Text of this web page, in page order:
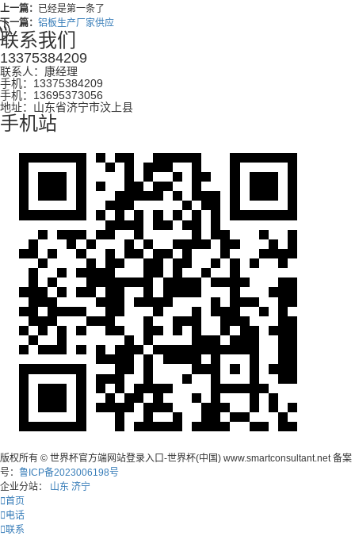
上一篇： 已经是第一条了
下一篇： 铝板生产厂家供应
联系我们
13375384209
联系人：康经理
手机：13375384209
手机：13695373056
地址：山东省济宁市汶上县
手机站
版权所有 © 世界杯官方端网站登录入口-世界杯(中国) www.smartconsultant.net 备案
号： 鲁ICP备2023006198号
企业分站： 山东 济宁
首页
电话
联系